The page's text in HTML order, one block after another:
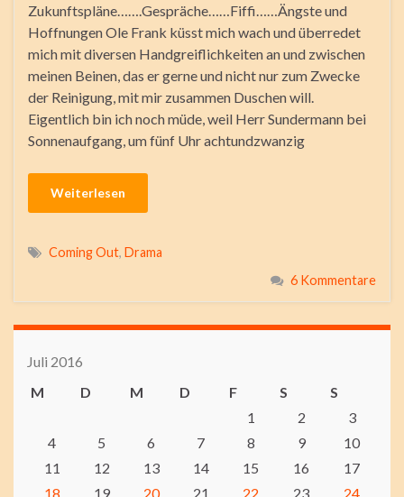
Zukunftspläne…….Gespräche……Fiffi……Ängste und
Hoffnungen Ole Frank küsst mich wach und überredet
mich mit diversen Handgreiflichkeiten an und zwischen
meinen Beinen, das er gerne und nicht nur zum Zwecke
der Reinigung, mit mir zusammen Duschen will.
Eigentlich bin ich noch müde, weil Herr Sundermann bei
Sonnenaufgang, um fünf Uhr achtundzwanzig
Weiterlesen
Coming Out, Drama
6 Kommentare
Juli 2016
M
D M D F S
S
1
2
3
4
5 6 7 8 9
10
11
12 13 14 15 16
17
18
19 20 21 22 23 24